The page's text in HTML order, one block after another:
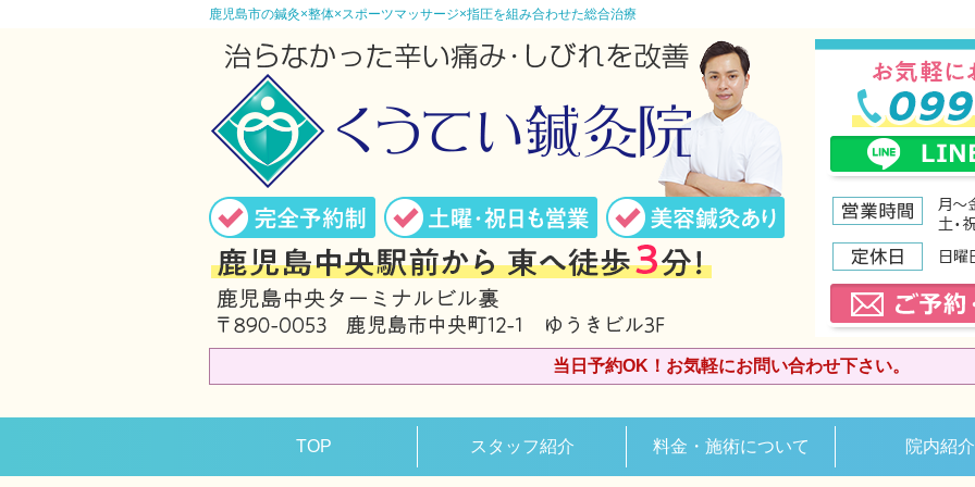
鹿児島市の鍼灸×整体×スポーツマッサージ×指圧を組み合わせた総合治療
当日予約OK！お気軽にお問い合わせ下さい。
TOP スタッフ紹介 料金・施術について 院内紹介